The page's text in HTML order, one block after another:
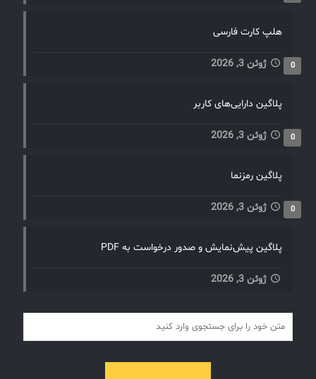
هلپ کارت فارسی
ژوئن 3, 2026 0
پلاگین دارایی‌های کاربر
ژوئن 3, 2026 0
پلاگین رمزنما
ژوئن 3, 2026 0
پلاگین پیش‌نمایش و صدور درخواست به PDF
ژوئن 3, 2026